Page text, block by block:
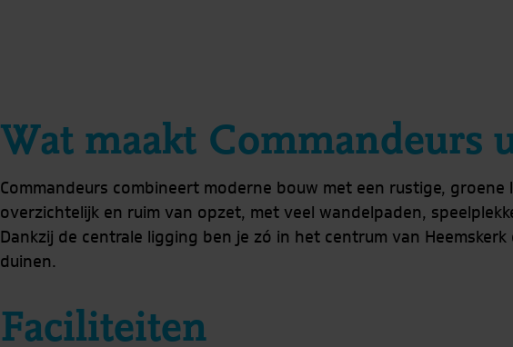
Wat maakt Commandeurs
Commandeurs combineert moderne bouw met een rustige, groene
overzichtelijk en ruim van opzet, met veel wandelpaden,
Dankzij de centrale ligging ben je zó in het centrum van
duinen.
Faciliteiten